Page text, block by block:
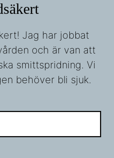
Jag har jobbat
och är van att
smittspridning. Vi
behöver bli sjuk.